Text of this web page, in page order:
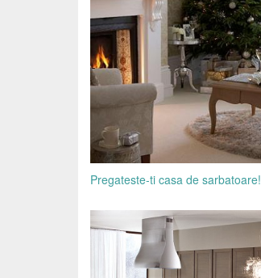
Pregateste-ti casa de sarbatoare!